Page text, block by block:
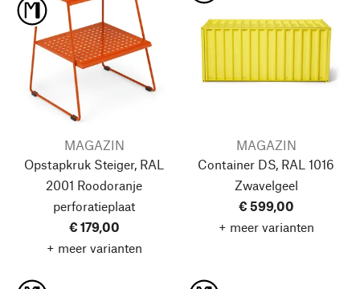
MAGAZIN
Opstapkruk Steiger, RAL
2001 Roodoranje
perforatieplaat
€ 179,00
+ meer varianten
MAGAZIN
Container DS, RAL 1016
Zwavelgeel
€ 599,00
+ meer varianten